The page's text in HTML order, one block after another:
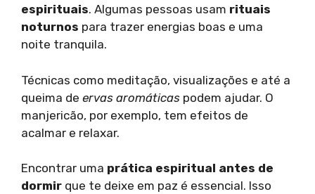
espirituais. Algumas pessoas usam rituais
noturnos para trazer energias boas e uma
noite tranquila.
Técnicas como meditação, visualizações e até a
queima de ervas aromáticas podem ajudar. O
manjericão, por exemplo, tem efeitos de
acalmar e relaxar.
Encontrar uma prática espiritual antes de
dormir que te deixe em paz é essencial. Isso